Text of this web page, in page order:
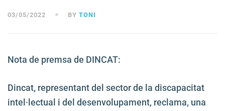
03/05/2022 BY TONI
Nota de premsa de DINCAT:
Dincat, representant del sector de la discapacitat
intel·lectual i del desenvolupament, reclama, una